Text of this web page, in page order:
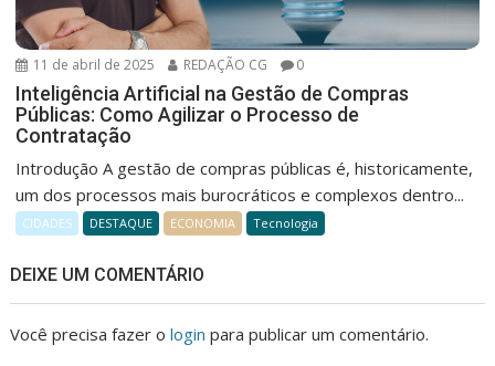
11 de abril de 2025 REDAÇÃO CG 0
Inteligência Artificial na Gestão de Compras
Públicas: Como Agilizar o Processo de
Contratação
Introdução A gestão de compras públicas é, historicamente,
um dos processos mais burocráticos e complexos dentro...
CIDADES DESTAQUE ECONOMIA Tecnologia
DEIXE UM COMENTÁRIO
Você precisa fazer ologin para publicar um comentário.